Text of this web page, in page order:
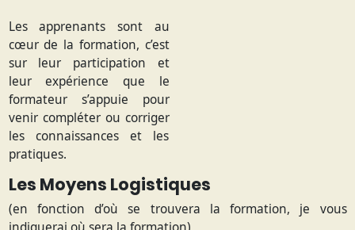
Les apprenants sont au
cœur de la formation, c’est
sur leur participation et
leur expérience que le
formateur s’appuie pour
venir compléter ou corriger
les connaissances et les
pratiques.
Les Moyens Logistiques
(en fonction d’où se trouvera la formation, je vous